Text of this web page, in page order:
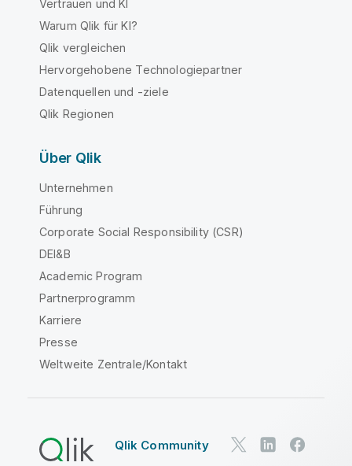
Vertrauen und KI
Warum Qlik für KI?
Qlik vergleichen
Hervorgehobene Technologiepartner
Datenquellen und -ziele
Qlik Regionen
Über Qlik
Unternehmen
Führung
Corporate Social Responsibility (CSR)
DEI&B
Academic Program
Partnerprogramm
Karriere
Presse
Weltweite Zentrale/Kontakt
Qlik Community